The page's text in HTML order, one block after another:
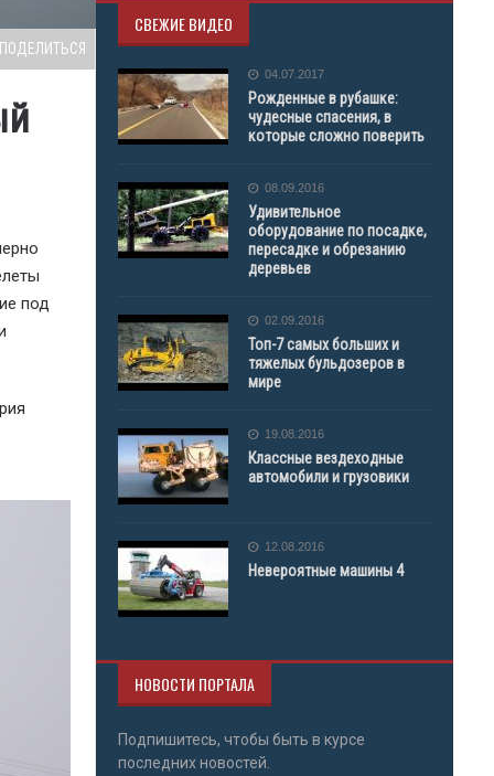
под
СВЕЖИЕ ВИДЕО
04.07.2017
Рожденные в рубашке:
чудесные спасения, в
которые сложно поверить
08.09.2016
Удивительное
оборудование по посадке,
пересадке и обрезанию
деревьев
02.09.2016
Топ-7 самых больших и
тяжелых бульдозеров в
мире
19.08.2016
Классные вездеходные
автомобили и грузовики
12.08.2016
Невероятные машины 4
НОВОСТИ ПОРТАЛА
Подпишитесь, чтобы быть в курсе
последних новостей.